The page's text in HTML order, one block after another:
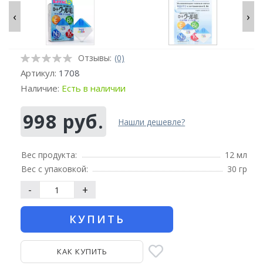
‹ ›
Отзывы: (0)
Артикул: 1708
Наличие: Есть в наличии
998 руб. Нашли дешевле?
Вес продукта:
12 мл
Вес с упаковкой:
30 гр
- +
КУПИТЬ
КАК КУПИТЬ